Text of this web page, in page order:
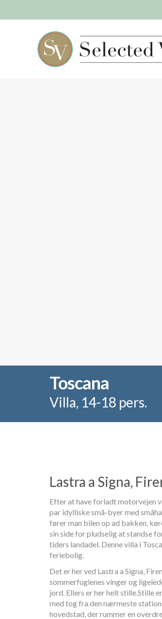
Toscana
Villa, 14-18 pers.
Lastra a Signa,
Efter at have forladt motorvejen
par idylliske små-byer med
fører man bilen op ad bakken,
sin side for pludselig at standse
tiders landadel. Denne villa i
feriebolig.
Det er her ved Lastra a Signa,
sommerfuglenes vinger og
jord. Ellers er her helt stille.Stille
med tog fra den nærmeste
hovedstad, der rummer en